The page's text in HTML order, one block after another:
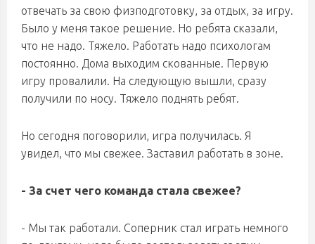
отвечать за свою физподготовку, за отдых, за игру.
Было у меня такое решение. Но ребята сказали,
что не надо. Тяжело. Работать надо психологам
постоянно. Дома выходим скованные. Первую
игру провалили. На следующую вышли, сразу
получили по носу. Тяжело поднять ребят.
Но сегодня поговорили, игра получилась. Я
увидел, что мы свежее. Заставил работать в зоне.
- За счет чего команда стала свежее?
- Мы так работали. Соперник стал играть немного